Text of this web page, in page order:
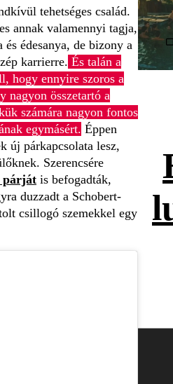
tehetséges család.
annak valamennyi tagja,
és édesanya, de bizony a
karrierre. És talán a
hogy ennyire szoros a
nagyon összetartó a
számára nagyon fontos
egymásért. Éppen
új párkapcsolata lesz,
Szerencsére
párját is befogadták,
duzzadt a Schobert-
csillogó szemekkel egy